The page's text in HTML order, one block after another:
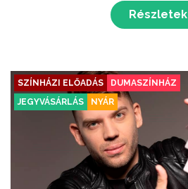
Részletek
SZÍNHÁZI ELŐADÁS
DUMASZÍNHÁZ
JEGYVÁSÁRLÁS
NYÁR